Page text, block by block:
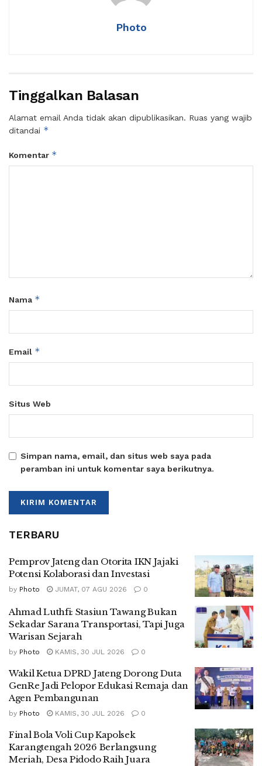
Photo
Tinggalkan Balasan
Alamat email Anda tidak akan dipublikasikan. Ruas yang wajib
ditandai *
Komentar *
Nama *
Email *
Situs Web
Simpan nama, email, dan situs web saya pada
peramban ini untuk komentar saya berikutnya.
TERBARU
Pemprov Jateng dan Otorita IKN Jajaki
Potensi Kolaborasi dan Investasi
by Photo JUMAT, 07 AGU 2026 0
Ahmad Luthfi: Stasiun Tawang Bukan
Sekadar Sarana Transportasi, Tapi Juga
Warisan Sejarah
by Photo KAMIS, 30 JUL 2026 0
Wakil Ketua DPRD Jateng Dorong Duta
GenRe Jadi Pelopor Edukasi Remaja dan
Agen Pembangunan
by Photo KAMIS, 30 JUL 2026 0
Final Bola Voli Cup Kapolsek
Karangtengah 2026 Berlangsung
Meriah, Desa Pidodo Raih Juara